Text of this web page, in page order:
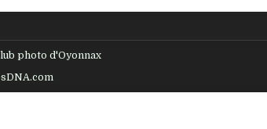
photo d'Oyonnax